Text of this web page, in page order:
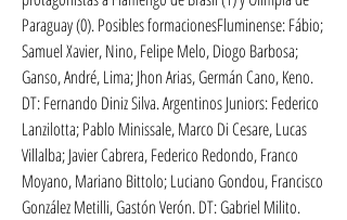
Paraguay (0). Posibles formacionesFluminense: Fábio;
Samuel Xavier, Nino, Felipe Melo, Diogo Barbosa;
Ganso, André, Lima; Jhon Arias, Germán Cano, Keno.
DT: Fernando Diniz Silva. Argentinos Juniors: Federico
Lanzilotta; Pablo Minissale, Marco Di Cesare, Lucas
Villalba; Javier Cabrera, Federico Redondo, Franco
Moyano, Mariano Bittolo; Luciano Gondou, Francisco
González Metilli, Gastón Verón. DT: Gabriel Milito.